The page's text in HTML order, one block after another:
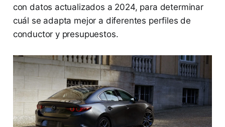
con datos actualizados a 2024, para determinar
cuál se adapta mejor a diferentes perfiles de
conductor y presupuestos.